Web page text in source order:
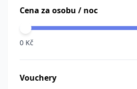
Cena za osobu / noc
0 Kč
Vouchery